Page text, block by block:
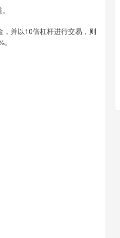
并以10倍杠杆进行交易，则